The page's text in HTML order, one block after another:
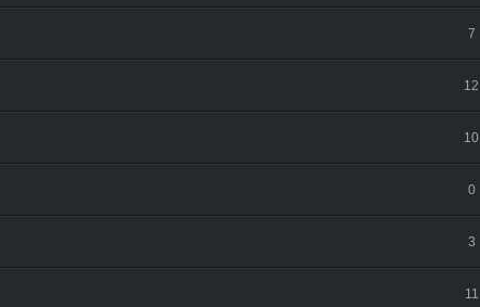
7
12
10
0
3
11